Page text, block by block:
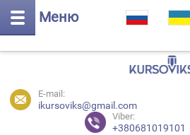
Меню
E-mail:
ikursoviks@gmail.com
Viber:
+380681019101